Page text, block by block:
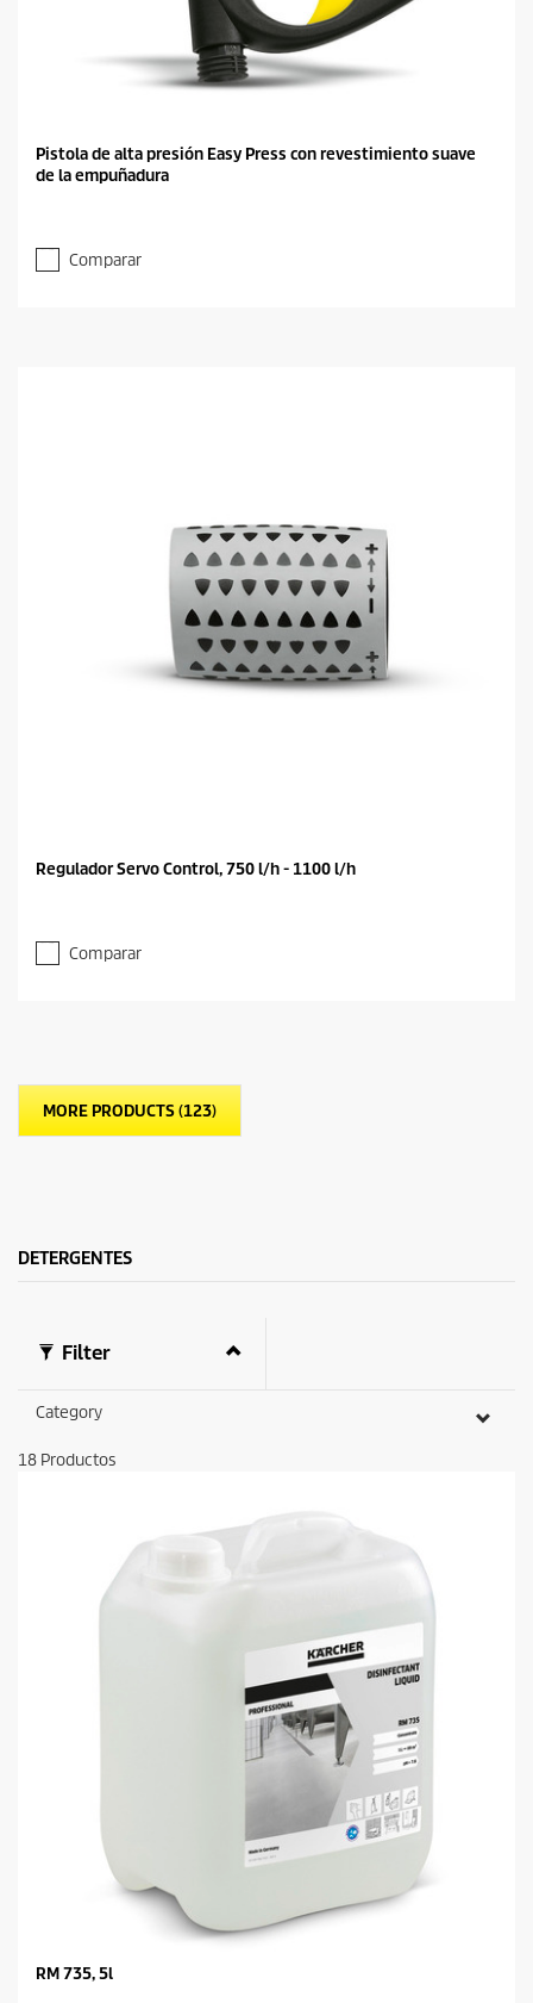
Pistola de alta presión Easy Press con revestimiento suave
de la empuñadura
Comparar
Regulador Servo Control, 750 l/h - 1100 l/h
Comparar
MORE PRODUCTS (123)
DETERGENTES
Filter
Category
18 Productos
RM 735, 5l